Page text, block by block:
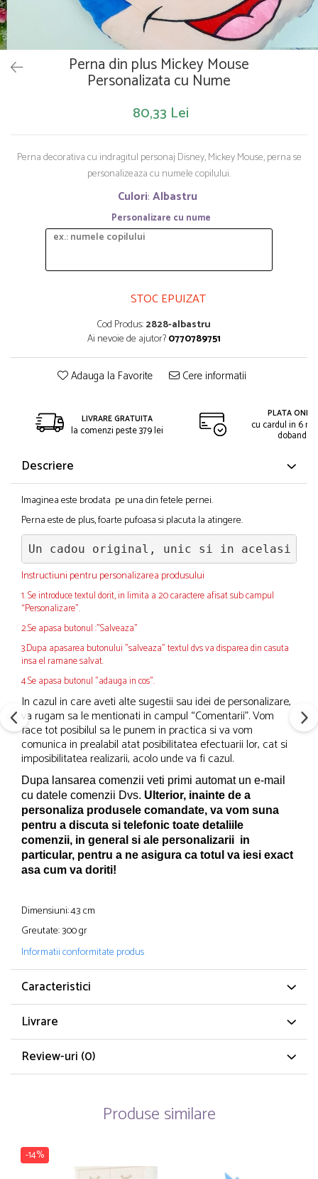
Trenulete si masinute
Unelte si bancuri de lucru
Perna din plus Mickey Mouse
Personalizata cu Nume
80,33 Lei
Perna decorativa cu indragitul personaj Disney, Mickey Mouse, perna se
personalizeaza cu numele copilului.
Culori:Albastru
Personalizare cu nume
STOC EPUIZAT
Cod Produs:2828-albastru
Ai nevoie de ajutor?0770789751
Adauga la Favorite Cere informatii
LIVRARE GRATUITA
la comenzi peste 379 lei
PLATA
cu cardul in 6
dobanda
Descriere
Imaginea este brodata pe una din fetele pernei.
Perna este de plus, foarte pufoasa si placuta la atingere.
Un cadou original, unic si in acelasi
Instructiuni pentru personalizarea produsului
1. Se introduce textul dorit, in limita a 20 caractere afisat sub campul
“Personalizare”.
2.Se apasa butonul :"Salveaza"
3.Dupa apasarea butonului "salveaza" textul dvs va disparea din casuta
insa el ramane salvat.
4.Se apasa butonul "adauga in cos".
In cazul in care aveti alte sugestii sau idei de personalizare,
va rugam sa le mentionati in campul “Comentarii”. Vom
face tot posibilul sa le punem in practica si va vom
comunica in prealabil atat posibilitatea efectuarii lor, cat si
imposibilitatea realizarii, acolo unde va fi cazul.
Dupa lansarea comenzii veti primi automat un e-mail
cu datele comenzii Dvs. Ulterior, inainte de a
personaliza produsele comandate, va vom suna
pentru a discuta si telefonic toate detaliile
comenzii, in general si ale personalizarii in
particular, pentru a ne asigura ca totul va iesi exact
asa cum va doriti!
Dimensiuni: 43 cm
Greutate: 300 gr
Informatii conformitate produs
Caracteristici
Livrare
Review-uri (0)
Produse similare
-14%